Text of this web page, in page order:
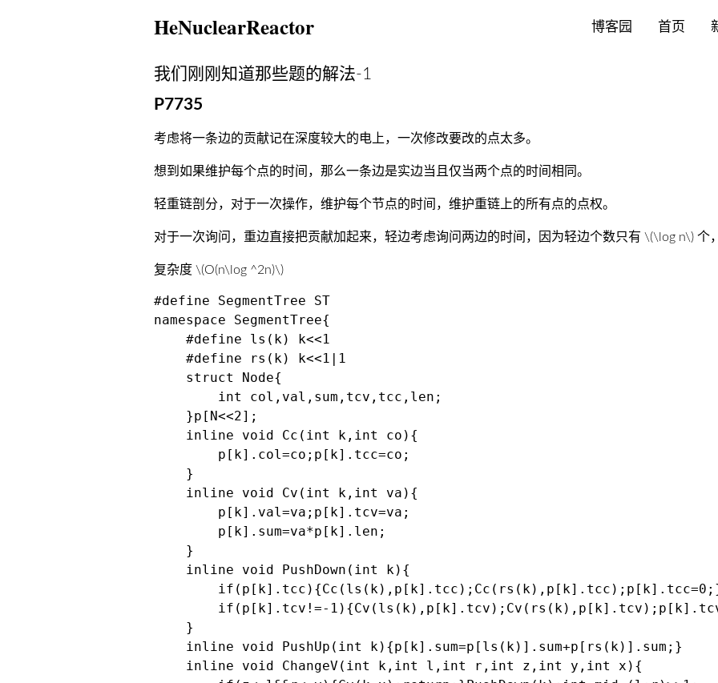
HeNuclearReactor 博客园 首页
我们刚刚知道那些题的解法-1
P7735
考虑将一条边的贡献记在深度较大的电上，一次修改要改的点太多。
想到如果维护每个点的时间，那么一条边是实边当且仅当两个点的时间相同。
轻重链剖分，对于一次操作，维护每个节点的时间，维护重链上的所有点的点权。
对于一次询问，重边直接把贡献加起来，轻边考虑询问两边的时间，因为轻边个数只有 \(\log n\) 个
复杂度 \(O(n\log ^2n)\)
#define SegmentTree ST
namespace SegmentTree{
    #define ls(k) k<<1
    #define rs(k) k<<1|1
    struct Node{
        int col,val,sum,tcv,tcc,len;
    }p[N<<2];
    inline void Cc(int k,int co){
        p[k].col=co;p[k].tcc=co;
    }
    inline void Cv(int k,int va){
        p[k].val=va;p[k].tcv=va;
        p[k].sum=va*p[k].len;
    }
    inline void PushDown(int k){
if(p[k].tcv!=-
    }
    inline void PushUp(int k){p[k].sum=p[ls(k)].sum+p[rs(k)].sum;}
    inline void ChangeV(int k,int l,int r,int z,int y,int x){